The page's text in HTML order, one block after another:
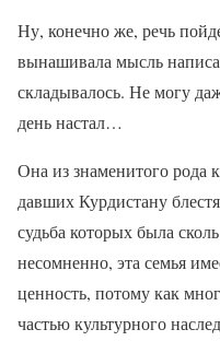
Ну, конечно же, речь
вынашивала мысль
складывалось. Не могу
день настал…
Она из знаменитого рода
давших Курдистану
судьба которых была
несомненно, эта семья
ценность, потому как
частью культурного